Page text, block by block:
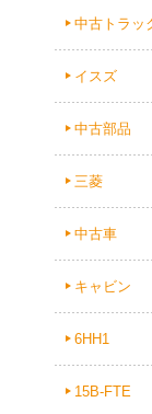
中古トラッ
イスズ
中古部品
三菱
中古車
キャビン
6HH1
15B-FTE